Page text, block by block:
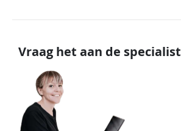
Vraag het aan de specialist